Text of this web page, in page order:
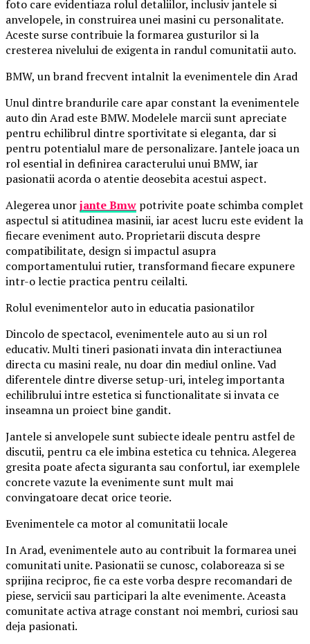
foto care evidentiaza rolul detaliilor, inclusiv jantele si
anvelopele, in construirea unei masini cu personalitate.
Aceste surse contribuie la formarea gusturilor si la
cresterea nivelului de exigenta in randul comunitatii auto.
BMW, un brand frecvent intalnit la evenimentele din Arad
Unul dintre brandurile care apar constant la evenimentele
auto din Arad este BMW. Modelele marcii sunt apreciate
pentru echilibrul dintre sportivitate si eleganta, dar si
pentru potentialul mare de personalizare. Jantele joaca un
rol esential in definirea caracterului unui BMW, iar
pasionatii acorda o atentie deosebita acestui aspect.
Alegerea unorjante Bmw potrivite poate schimba complet
aspectul si atitudinea masinii, iar acest lucru este evident la
fiecare eveniment auto. Proprietarii discuta despre
compatibilitate, design si impactul asupra
comportamentului rutier, transformand fiecare expunere
intr-o lectie practica pentru ceilalti.
Rolul evenimentelor auto in educatia pasionatilor
Dincolo de spectacol, evenimentele auto au si un rol
educativ. Multi tineri pasionati invata din interactiunea
directa cu masini reale, nu doar din mediul online. Vad
diferentele dintre diverse setup-uri, inteleg importanta
echilibrului intre estetica si functionalitate si invata ce
inseamna un proiect bine gandit.
Jantele si anvelopele sunt subiecte ideale pentru astfel de
discutii, pentru ca ele imbina estetica cu tehnica. Alegerea
gresita poate afecta siguranta sau confortul, iar exemplele
concrete vazute la evenimente sunt mult mai
convingatoare decat orice teorie.
Evenimentele ca motor al comunitatii locale
In Arad, evenimentele auto au contribuit la formarea unei
comunitati unite. Pasionatii se cunosc, colaboreaza si se
sprijina reciproc, fie ca este vorba despre recomandari de
piese, servicii sau participari la alte evenimente. Aceasta
comunitate activa atrage constant noi membri, curiosi sau
deja pasionati.